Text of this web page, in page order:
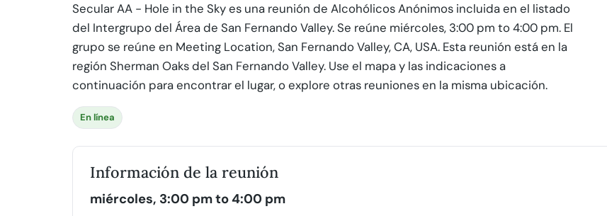
Secular AA - Hole in the Sky es una reunión de Alcohólicos Anónimos incluida en el listado
del Intergrupo del Área de San Fernando Valley. Se reúne miércoles, 3:00 pm to 4:00 pm. El
grupo se reúne en Meeting Location, San Fernando Valley, CA, USA. Esta reunión está en la
región Sherman Oaks del San Fernando Valley. Use el mapa y las indicaciones a
continuación para encontrar el lugar, o explore otras reuniones en la misma ubicación.
En línea
Información de la reunión
miércoles, 3:00 pm to 4:00 pm